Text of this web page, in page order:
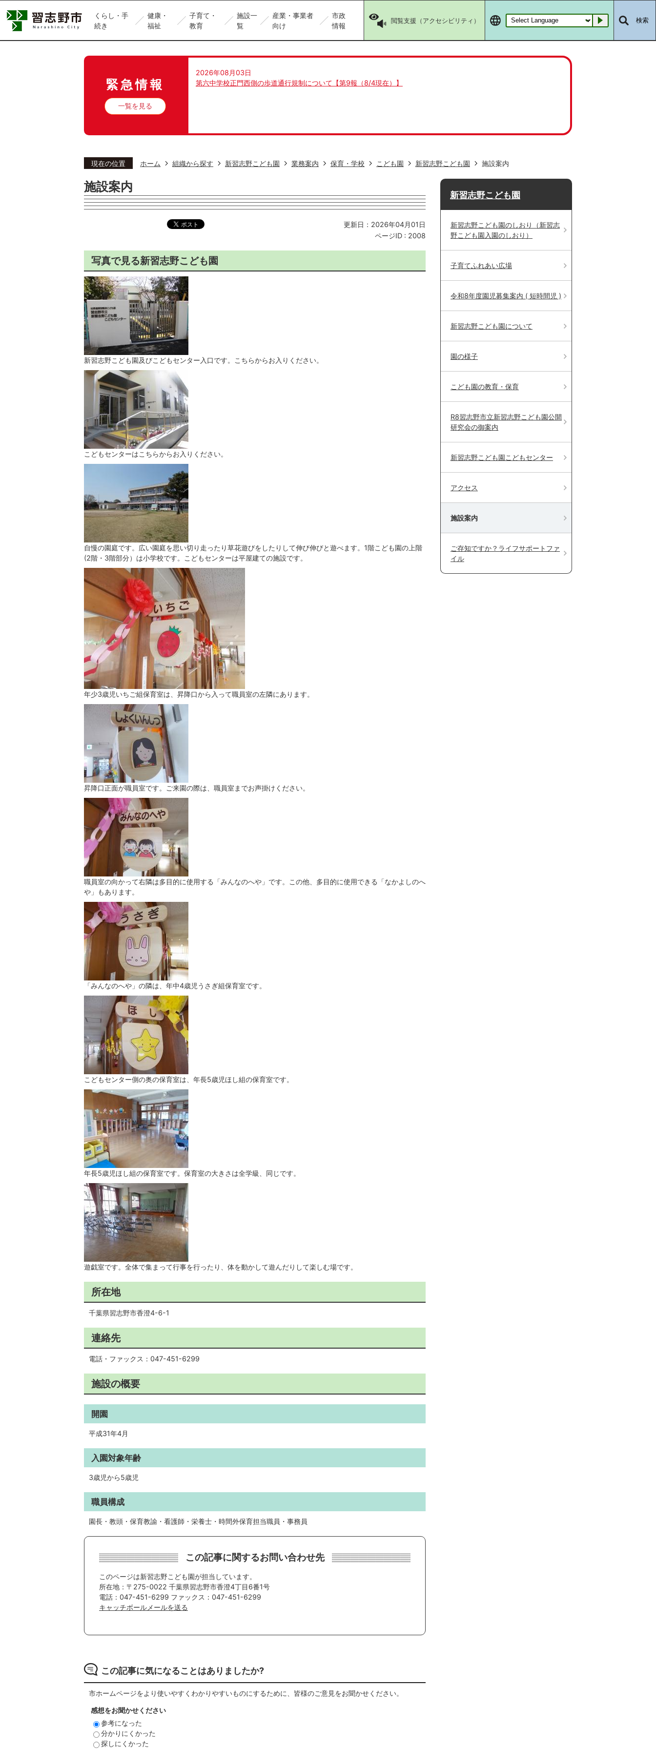
くらし・手
続き
健康・
福祉
子育て・
教育
施設一
覧
産業・事業者
向け
市政
情報
閲覧支援（アクセシビリティ） Go 検索
緊急情報
一覧を見る
2026年08月03日
第六中学校正門西側の歩道通行規制について【第9報（8/4現在）】
現在の位置 ホーム 組織から探す 新習志野こども園 業務案内 保育・学校 こども園 新習志野こども園 施設案内
施設案内
更新日：2026年04月01日
ページID : 2008
写真で見る新習志野こども園
新習志野こども園及びこどもセンター入口です。こちらからお入りください。
こどもセンターはこちらからお入りください。
自慢の園庭です。広い園庭を思い切り走ったり草花遊びをしたりして伸び伸びと遊べます。1階こども園の上階
(2階・3階部分）は小学校です。こどもセンターは平屋建ての施設です。
年少3歳児いちご組保育室は、昇降口から入って職員室の左隣にあります。
昇降口正面が職員室です。ご来園の際は、職員室までお声掛けください。
職員室の向かって右隣は多目的に使用する「みんなのへや」です。この他、多目的に使用できる「なかよしのへ
や」もあります。
「みんなのへや」の隣は、年中4歳児うさぎ組保育室です。
こどもセンター側の奥の保育室は、年長5歳児ほし組の保育室です。
年長5歳児ほし組の保育室です。保育室の大きさは全学級、同じです。
遊戯室です。全体で集まって行事を行ったり、体を動かして遊んだりして楽しむ場です。
所在地
千葉県習志野市香澄4-6-1
連絡先
電話・ファックス：047-451-6299
施設の概要
開園
平成31年4月
入園対象年齢
3歳児から5歳児
職員構成
園長・教頭・保育教諭・看護師・栄養士・時間外保育担当職員・事務員
この記事に関するお問い合わせ先
このページは新習志野こども園が担当しています。
所在地：〒275-0022 千葉県習志野市香澄4丁目6番1号
電話：047-451-6299 ファックス：047-451-6299
キャッチボールメールを送る
この記事に気になることはありましたか?
市ホームページをより使いやすくわかりやすいものにするために、皆様のご意見をお聞かせください。
感想をお聞かせください
参考になった
分かりにくかった
探しにくかった
新習志野こども園
新習志野こども園のしおり（新習志
野こども園入園のしおり）
子育てふれあい広場
令和8年度園児募集案内 ( 短時間児 )
新習志野こども園について
園の様子
こども園の教育・保育
R8習志野市立新習志野こども園公開
研究会の御案内
新習志野こども園こどもセンター
アクセス
施設案内
ご存知ですか？ライフサポートファ
イル